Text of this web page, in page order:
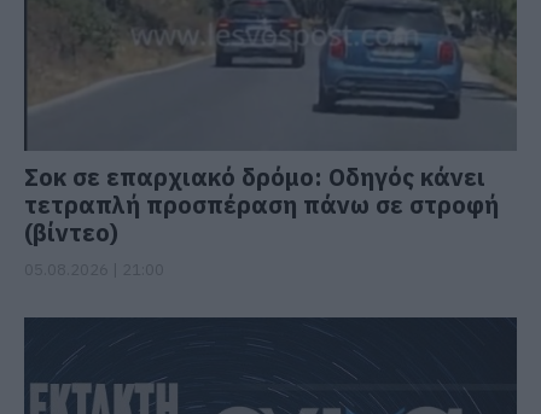
Σοκ σε επαρχιακό δρόμο: Οδηγός κάνει
τετραπλή προσπέραση πάνω σε στροφή
(βίντεο)